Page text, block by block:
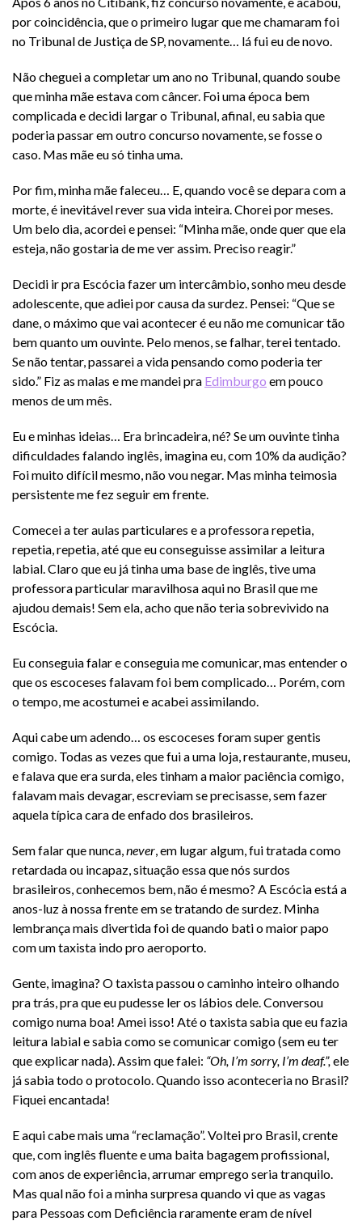
por coincidência, que o primeiro lugar que me chamaram foi
no Tribunal de Justiça de SP, novamente… lá fui eu de novo.
Não cheguei a completar um ano no Tribunal, quando soube
que minha mãe estava com câncer. Foi uma época bem
complicada e decidi largar o Tribunal, afinal, eu sabia que
poderia passar em outro concurso novamente, se fosse o
caso. Mas mãe eu só tinha uma.
Por fim, minha mãe faleceu… E, quando você se depara com a
morte, é inevitável rever sua vida inteira. Chorei por meses.
Um belo dia, acordei e pensei: “Minha mãe, onde quer que ela
esteja, não gostaria de me ver assim. Preciso reagir.”
Decidi ir pra Escócia fazer um intercâmbio, sonho meu desde
adolescente, que adiei por causa da surdez. Pensei: “Que se
dane, o máximo que vai acontecer é eu não me comunicar tão
bem quanto um ouvinte. Pelo menos, se falhar, terei tentado.
Se não tentar, passarei a vida pensando como poderia ter
sido.” Fiz as malas e me mandei pra Edimburgo em pouco
menos de um mês.
Eu e minhas ideias… Era brincadeira, né? Se um ouvinte tinha
dificuldades falando inglês, imagina eu, com 10% da audição?
Foi muito difícil mesmo, não vou negar. Mas minha teimosia
persistente me fez seguir em frente.
Comecei a ter aulas particulares e a professora repetia,
repetia, repetia, até que eu conseguisse assimilar a leitura
labial. Claro que eu já tinha uma base de inglês, tive uma
professora particular maravilhosa aqui no Brasil que me
ajudou demais! Sem ela, acho que não teria sobrevivido na
Escócia.
Eu conseguia falar e conseguia me comunicar, mas entender o
que os escoceses falavam foi bem complicado… Porém, com
o tempo, me acostumei e acabei assimilando.
Aqui cabe um adendo… os escoceses foram super gentis
comigo. Todas as vezes que fui a uma loja, restaurante, museu,
e falava que era surda, eles tinham a maior paciência comigo,
falavam mais devagar, escreviam se precisasse, sem fazer
aquela típica cara de enfado dos brasileiros.
Sem falar que nunca, never , em lugar algum, fui tratada como
retardada ou incapaz, situação essa que nós surdos
brasileiros, conhecemos bem, não é mesmo? A Escócia está a
anos-luz à nossa frente em se tratando de surdez. Minha
lembrança mais divertida foi de quando bati o maior papo
com um taxista indo pro aeroporto.
Gente, imagina? O taxista passou o caminho inteiro olhando
pra trás, pra que eu pudesse ler os lábios dele. Conversou
comigo numa boa! Amei isso! Até o taxista sabia que eu fazia
leitura labial e sabia como se comunicar comigo (sem eu ter
que explicar nada). Assim que falei: “Oh, I’m sorry, I’m deaf.”, ele
já sabia todo o protocolo. Quando isso aconteceria no Brasil?
Fiquei encantada!
E aqui cabe mais uma “reclamação”. Voltei pro Brasil, crente
que, com inglês fluente e uma baita bagagem profissional,
com anos de experiência, arrumar emprego seria tranquilo.
Mas qual não foi a minha surpresa quando vi que as vagas
para Pessoas com Deficiência raramente eram de nível